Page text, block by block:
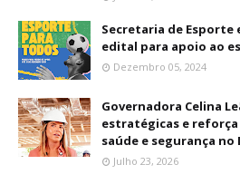
Secretaria de Esporte
edital para apoio ao
Dezembro 05, 2024
Governadora Celina
estratégicas e
saúde e segurança no
Julho 23, 2026